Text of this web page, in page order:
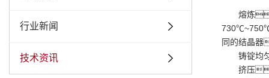
行业新闻
技术资讯
熔炼
同的结晶器
铸锭均
挤压